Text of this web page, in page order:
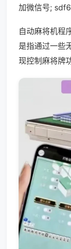
加微信号;
自动麻将机程
是指通过一些
现控制麻将牌